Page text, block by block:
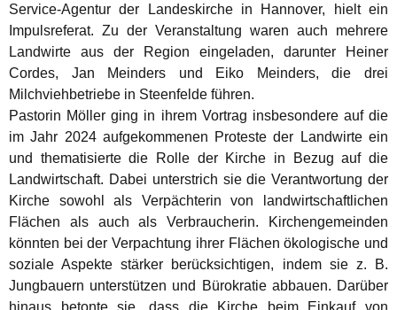
Service-Agentur der Landeskirche in Hannover, hielt ein
Impulsreferat. Zu der Veranstaltung waren auch mehrere
Landwirte aus der Region eingeladen, darunter Heiner
Cordes, Jan Meinders und Eiko Meinders, die drei
Milchviehbetriebe in Steenfelde führen.
Pastorin Möller ging in ihrem Vortrag insbesondere auf die
im Jahr 2024 aufgekommenen Proteste der Landwirte ein
und thematisierte die Rolle der Kirche in Bezug auf die
Landwirtschaft. Dabei unterstrich sie die Verantwortung der
Kirche sowohl als Verpächterin von landwirtschaftlichen
Flächen als auch als Verbraucherin. Kirchengemeinden
könnten bei der Verpachtung ihrer Flächen ökologische und
soziale Aspekte stärker berücksichtigen, indem sie z. B.
Jungbauern unterstützen und Bürokratie abbauen. Darüber
hinaus betonte sie, dass die Kirche beim Einkauf von